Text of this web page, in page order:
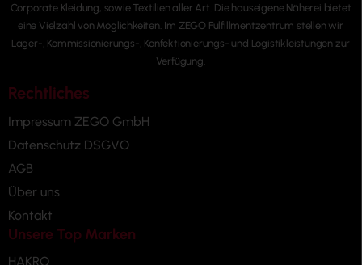
Corporate Kleidung, sowie Textilien aller Art. Die hauseigene Näherei bietet
eine Vielzahl von Möglichkeiten. Im ZEGO Fulfillmentzentrum stellen wir
Lager-, Kommissionierungs-, Konfektionierungs- und Logistikleistungen zur
Verfügung.
Rechtliches
Impressum ZEGO GmbH
Datenschutz DSGVO
AGB
Über uns
Kontakt
Unsere Top Marken
HAKRO